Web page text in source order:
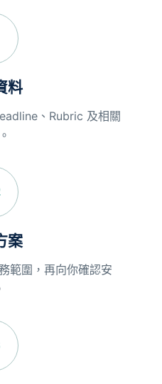
料
、Rubric 及相關
案
範圍，再向你確認安